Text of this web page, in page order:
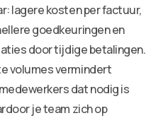
lagere kosten per factuur,
goedkeuringen en
door tijdige betalingen.
volumes vermindert
dat nodig is
je team zich op